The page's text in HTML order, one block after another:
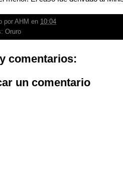
por AHM en 10:04
Oruro
comentarios:
un comentario